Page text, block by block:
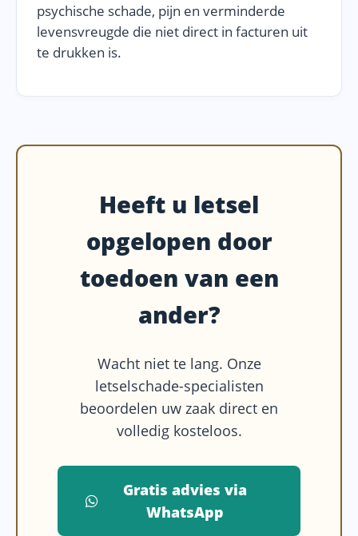
psychische schade, pijn en verminderde
levensvreugde die niet direct in facturen uit
te drukken is.
Heeft u letsel
opgelopen door
toedoen van een
ander?
Wacht niet te lang. Onze
letselschade-specialisten
beoordelen uw zaak direct en
volledig kosteloos.
Gratis advies via
WhatsApp